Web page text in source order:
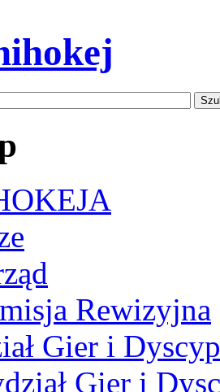
Rewizyjna
Gier i
Gier i